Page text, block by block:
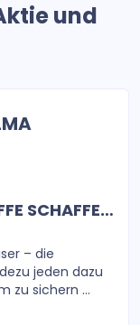
und
SCHAFFE…
– die
jeden dazu
zu sichern ...